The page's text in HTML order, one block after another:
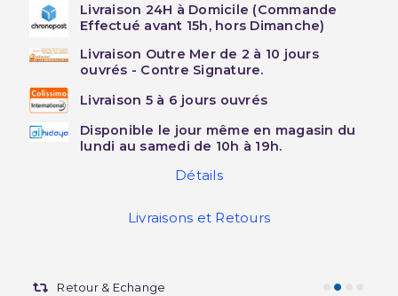
Livraison 24H à Domicile (Commande
Effectué avant 15h, hors Dimanche)
Livraison Outre Mer de 2 à 10 jours
ouvrés - Contre Signature.
Livraison 5 à 6 jours ouvrés
Disponible le jour même en magasin du
lundi au samedi de 10h à 19h.
Détails
Livraisons et Retours
Retour & Echange